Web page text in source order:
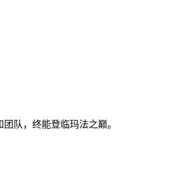
队，终能登临玛法之巅。